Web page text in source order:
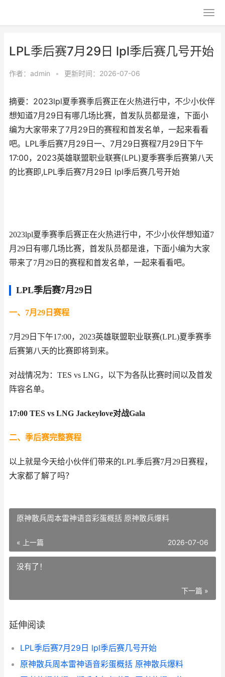
LPL季后赛7月29日 lpl季后赛几号开始
作者： admin • 更新时间：2026-07-06
摘要：2023lpl夏季赛季后赛正在火热进行中，不少小伙伴
想知道7月29日有哪几场比赛，首发队员都是谁，下面小
编为大家带来了7月29日的赛程和首发名单，一起来看看
吧。LPL季后赛7月29日一、7月29日赛程7月29日下午
17:00，2023英雄联盟职业联赛(LPL)夏季赛季后赛第八天
的比赛即,LPL季后赛7月29日 lpl季后赛几号开始
2023lpl夏季赛季后赛正在火热进行中，不少小伙伴想知道7
月29日有哪几场比赛，首发队员都是谁，下面小编为大家
带来了7月29日的赛程和首发名单，一起来看看吧。
LPL季后赛7月29日
一、7月29日赛程
7月29日下午17:00，2023英雄联盟职业联赛(LPL)夏季赛季
后赛第八天的比赛即将到来。
对战情况为：TES vs LNG，以下为各队比赛时间以及首发
阵容名单。
17:00 TES vs LNG Jackeylove对战Gala
二、季后赛完整赛程
以上就是今天给小伙伴们带来的LPL季后赛7月29日赛程，
大家都了解了吗？
原神散兵周本雷神语音彩蛋概括 原神散兵爆料
« 上一篇 2026-07-06
没有了！
下一篇 »
延伸阅读
LPL季后赛7月29日 lpl季后赛几号开始
原神散兵周本雷神语音彩蛋概括 原神散兵爆料